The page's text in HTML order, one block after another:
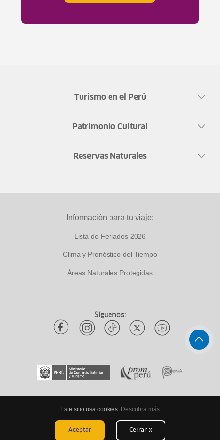
Turismo en el Perú
Patrimonio Cultural
Reservas Naturales
Información para tu viaje:
Lista de Feriados 2026
Clima y Pronóstico del Tiempo
Áreas Naturales Protegidas
Síguenos:
Todos los derechos reservadosytuqueplanes 2026
Este sitio usa cookies: Descubra más
Aceptar Cerrar x